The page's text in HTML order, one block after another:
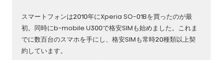
スマートフォンは2010年にXperia SO-01Bを買ったのが最
初。同時にb-mobile U300で格安SIMも始めました。これま
でに数百台のスマホを手にし、格安SIMも常時20種類以上契
約しています。